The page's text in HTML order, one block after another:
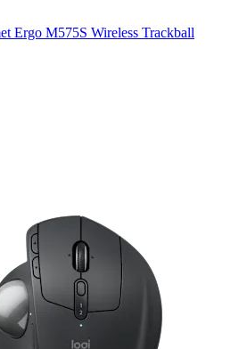
Ergo M575S Wireless Trackball